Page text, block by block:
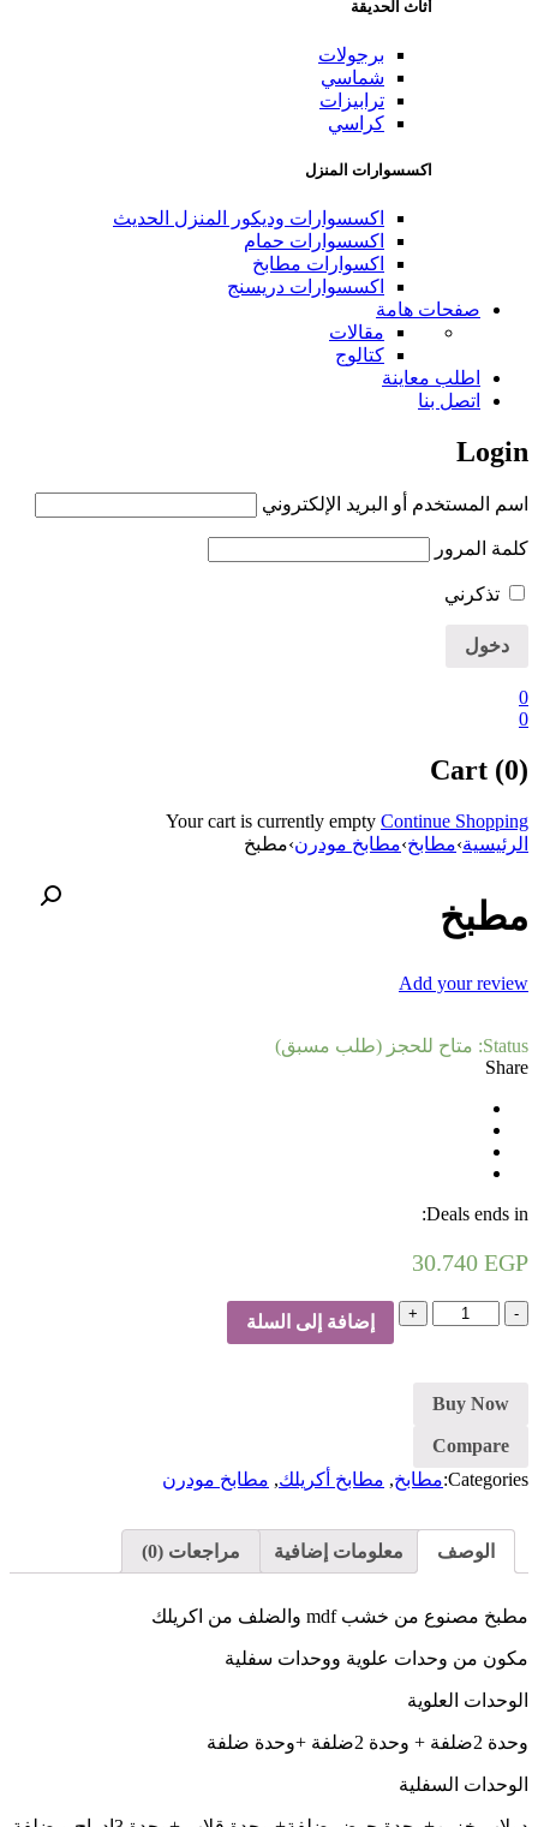
أثاث الحديقة
برجولات
شماسي
ترابيزات
كراسي
اكسسوارات المنزل
اكسسوارات وديكور المنزل الحديث
اكسسوارات حمام
اكسوارات مطابخ
اكسسوارات دريسنج
صفحات هامة
مقالات
كتالوج
اطلب معاينة
اتصل بنا
Login
اسم المستخدم أو البريد الإلكتروني
كلمة المرور
تذكرني
0
0
Cart (0)
Your cart is currently empty Continue Shopping
الرئيسية›مطابخ›مطابخ مودرن›مطبخ
مطبخ
Add your review
Status: متاح للحجز (طلب مسبق)
Share
Deals ends in:
30.740 EGP
كمية
إضافة إلى السلة
Buy Now
Compare
Categories: مطابخ, مطابخ أكريلك, مطابخ مودرن
الوصف معلومات إضافية مراجعات (0)
مطبخ مصنوع من خشب mdf والضلف من اكريلك
مكون من وحدات علوية ووحدات سفلية
الوحدات العلوية
وحدة 2ضلفة + وحدة 2ضلفة +وحدة ضلفة
الوحدات السفلية